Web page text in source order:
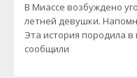
В Миассе возбуждено
летней девушки.
Эта история породила в
сообщили